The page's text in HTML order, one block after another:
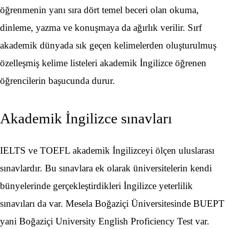
öğrenmenin yanı sıra dört temel beceri olan okuma,
dinleme, yazma ve konuşmaya da ağırlık verilir. Sırf
akademik dünyada sık geçen kelimelerden oluşturulmuş
özelleşmiş kelime listeleri akademik İngilizce öğrenen
öğrencilerin başucunda durur.
Akademik İngilizce sınavları
IELTS ve TOEFL akademik İngilizceyi ölçen uluslarası
sınavlardır. Bu sınavlara ek olarak üniversitelerin kendi
bünyelerinde gerçekleştirdikleri İngilizce yeterlilik
sınavıları da var. Mesela Boğaziçi Üniversitesinde BUEPT
yani Boğaziçi University English Proficiency Test var.